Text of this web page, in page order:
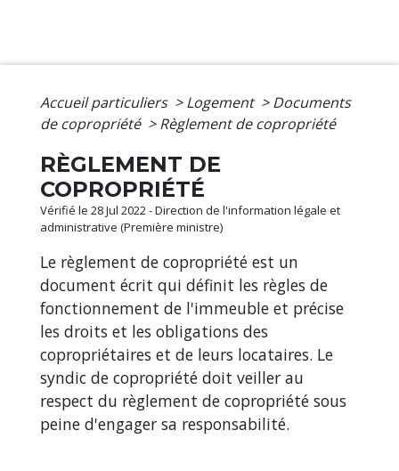
Accueil particuliers > Logement > Documents
de copropriété > Règlement de copropriété
RÈGLEMENT DE
COPROPRIÉTÉ
Vérifié le 28 Jul 2022 - Direction de l'information légale et
administrative (Première ministre)
Le règlement de copropriété est un
document écrit qui définit les règles de
fonctionnement de l'immeuble et précise
les droits et les obligations des
copropriétaires et de leurs locataires. Le
syndic de copropriété doit veiller au
respect du règlement de copropriété sous
peine d'engager sa responsabilité.